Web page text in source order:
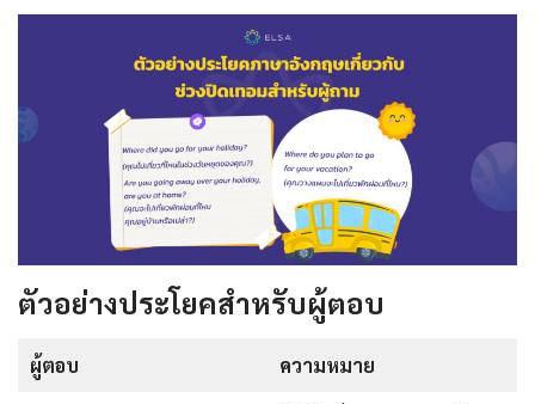
ตัวอย่างประโยคสำหรับผู้ตอบ
ผู้ตอบ ความหมาย